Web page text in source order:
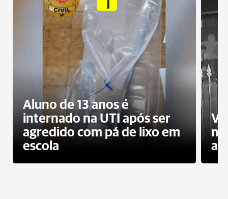
Aluno de 13 anos é
internado na UTI após ser
agredido com pá de lixo em
escola
a